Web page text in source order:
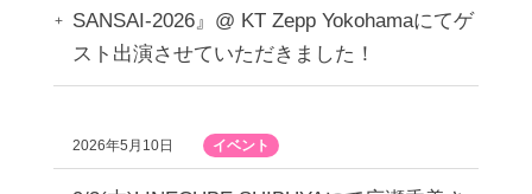
SANSAI-2026』@ KT Zepp Yokohamaにてゲ
スト出演させていただきました！
2026年5月10日 イベント